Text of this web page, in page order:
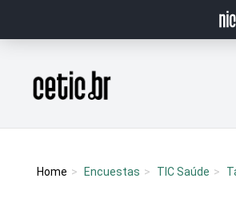
Página inicial
Home Encuestas TIC Saúde